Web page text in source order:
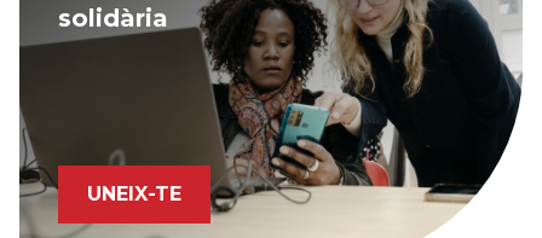
solidària
UNEIX-TE